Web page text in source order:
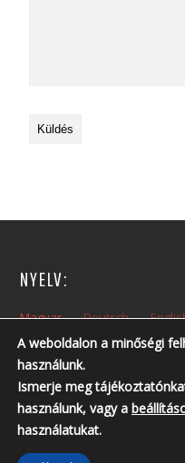
NYELV:
Magyar Deutsch
Hétfőtől – Péntekig: 10:00 –
Nyitvatartási időn kívül,
A weboldalon a minőségi
használunk.
Ismerje meg
használunk, vagy a
használatukat.